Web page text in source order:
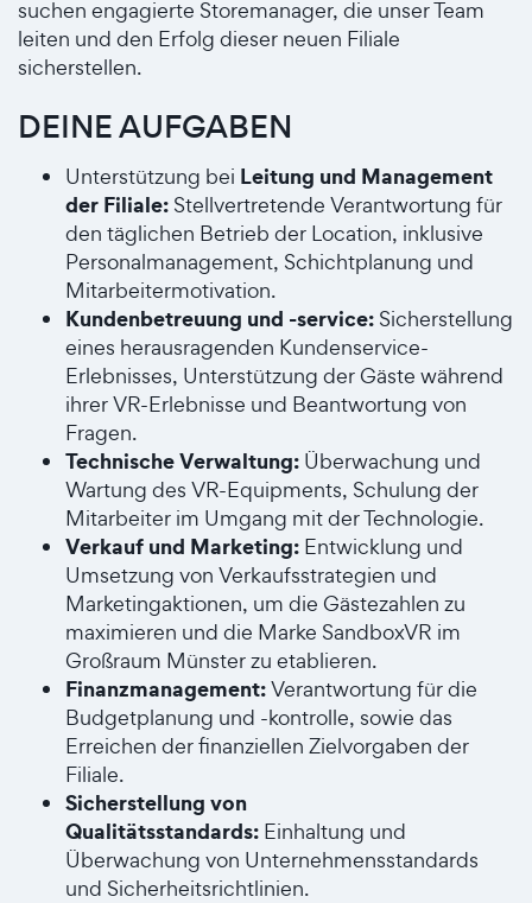
suchen engagierte Storemanager, die unser Team
leiten und den Erfolg dieser neuen Filiale
sicherstellen.
DEINE AUFGABEN
Unterstützung bei Leitung und Management
der Filiale: Stellvertretende Verantwortung für
den täglichen Betrieb der Location, inklusive
Personalmanagement, Schichtplanung und
Mitarbeitermotivation.
Kundenbetreuung und -service: Sicherstellung
eines herausragenden Kundenservice-
Erlebnisses, Unterstützung der Gäste während
ihrer VR-Erlebnisse und Beantwortung von
Fragen.
Technische Verwaltung: Überwachung und
Wartung des VR-Equipments, Schulung der
Mitarbeiter im Umgang mit der Technologie.
Verkauf und Marketing: Entwicklung und
Umsetzung von Verkaufsstrategien und
Marketingaktionen, um die Gästezahlen zu
maximieren und die Marke SandboxVR im
Großraum Münster zu etablieren.
Finanzmanagement:Verantwortung für die
Budgetplanung und -kontrolle, sowie das
Erreichen der finanziellen Zielvorgaben der
Filiale.
Sicherstellung von
Qualitätsstandards: Einhaltung und
Überwachung von Unternehmensstandards
und Sicherheitsrichtlinien.